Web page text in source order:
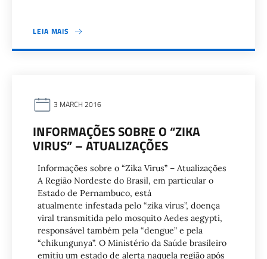
LEIA MAIS
3 MARCH 2016
INFORMAÇÕES SOBRE O “ZIKA
VIRUS” – ATUALIZAÇÕES
Informações sobre o “Zika Virus” – Atualizações
A Região Nordeste do Brasil, em particular o
Estado de Pernambuco, está
atualmente infestada pelo “zika vírus”, doença
viral transmitida pelo mosquito Aedes aegypti,
responsável também pela “dengue” e pela
“chikungunya”. O Ministério da Saúde brasileiro
emitiu um estado de alerta naquela região após